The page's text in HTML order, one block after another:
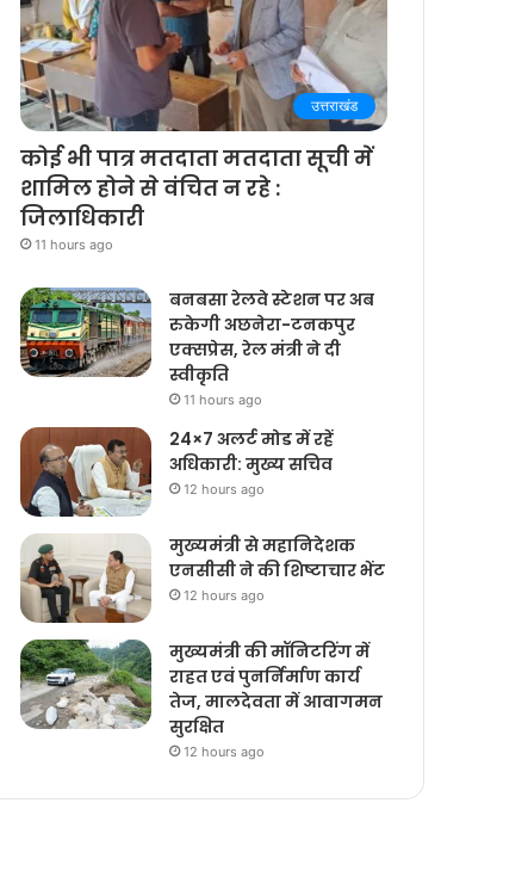
उत्तराखंड
कोई भी पात्र मतदाता मतदाता सूची में
शामिल होने से वंचित न रहे :
जिलाधिकारी
11 hours ago
बनबसा रेलवे स्टेशन पर अब
रुकेगी अछनेरा-टनकपुर
एक्सप्रेस, रेल मंत्री ने दी
स्वीकृति
11 hours ago
24×7 अलर्ट मोड में रहें
अधिकारी: मुख्य सचिव
12 hours ago
मुख्यमंत्री से महानिदेशक
एनसीसी ने की शिष्टाचार भेंट
12 hours ago
मुख्यमंत्री की मॉनिटरिंग में
राहत एवं पुनर्निर्माण कार्य
तेज, मालदेवता में आवागमन
सुरक्षित
12 hours ago